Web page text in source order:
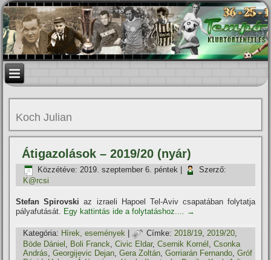
Koch Julian
Átigazolások – 2019/20 (nyár)
Közzétéve: 2019. szeptember 6. péntek
Szerző:
K@rcsi
Stefan Spirovski az izraeli Hapoel Tel-Aviv csapatában folytatja
pályafutását. Egy kattintás ide a folytatáshoz.... →
Kategória: Hí­rek, események | Címke: 2018/19,2019/20,
Böde Dániel , Boli Franck,Civic Eldar,Csernik Kornél ,Csonka
András,Georgijevic Dejan,Gera Zoltán,Gorriarán Fernando,Gróf